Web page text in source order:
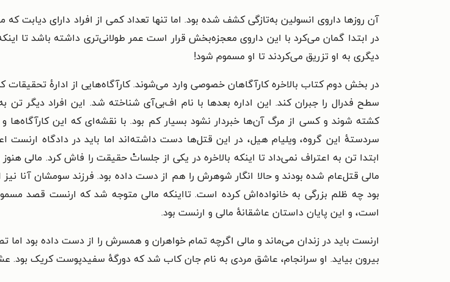
آن روزها داروی انسولین به‌تازگی کشف شده بود. اما تنها تعداد کمی از افراد دارای دیابت
در ابتدا گمان می‌کرد با این داروی معجزه‌بخش قرار است عمر طولانی‌تری داشته باشد تا
دیگری به او تزریق می‌کردند تا او مسموم شود!
سطح فدرال را جبران کند. این اداره بعدها با نام اف‌بی‌آی شناخته شد. این افراد دیگر تن
کشته شوند و کسی از مرگ آن‌ها خبردار نشود بسیار کم بود. با نقشه‌ای که این کارآگاه‌ها
سردستهٔ این گروه، ویلیام هیل، در این قتل‌ها دست داشته‌اند اما باید در دادگاه
ابتدا تن به اعتراف نمی‌داد تا اینکه بالاخره در یکی از جلساتْ حقیقت را فاش کرد. مالی
مالی قتل‌عام شده بودند و حالا انگار شوهرش را هم از دست داده بود. فرزند سومشان آنا
بود چه ظلم بزرگی به خانواده‌اش کرده است. تااینکه مالی متوجه شد که ارنست قصد
است، و این پایان داستان عاشقانهٔ مالی و ارنست بود.
ارنست باید در زندان می‌ماند و مالی اگرچه تمام خواهران و همسرش را از دست داده بود اما
بیرون بیاید. او سرانجام، عاشق مردی به نام جان کاب شد که دورگهٔ سفیدپوست کریک بود.